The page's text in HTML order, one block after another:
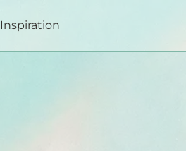
Inspiration